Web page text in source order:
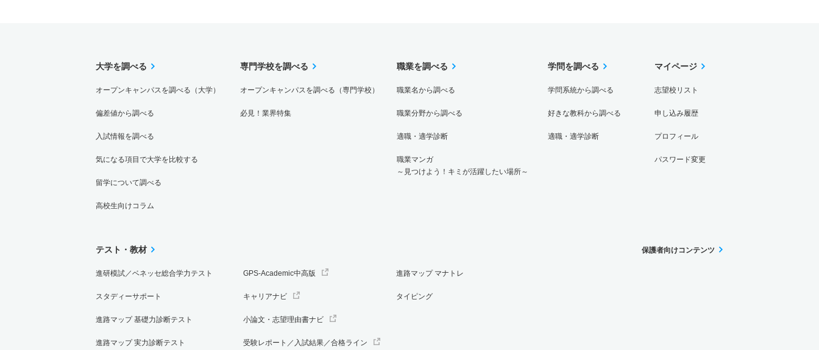
大学を調べる
オープンキャンパスを調べる（大学）
偏差値から調べる
入試情報を調べる
気になる項目で大学を比較する
留学について調べる
高校生向けコラム
専門学校を調べる
オープンキャンパスを調べる（専門学校）
必見！業界特集
職業を調べる
職業名から調べる
職業分野から調べる
適職・適学診断
職業マンガ
～見つけよう！キミが活躍したい場所～
学問を調べる
学問系統から調べる
好きな教科から調べる
適職・適学診断
マイページ
志望校リスト
申し込み履歴
プロフィール
パスワード変更
テスト・教材
進研模試／ベネッセ総合学力テスト
スタディーサポート
進路マップ 基礎力診断テスト
進路マップ 実力診断テスト
GPS-Academic中高版
キャリアナビ
小論文・志望理由書ナビ
受験レポート／入試結果／合格ライン
進路マップ マナトレ
タイピング
保護者向けコンテンツ